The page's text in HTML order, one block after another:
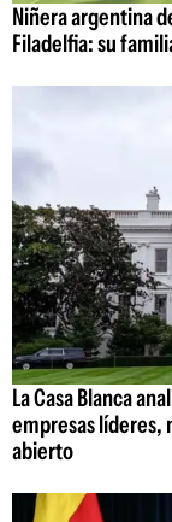
Niñera argentina
Filadelfia: su
La Casa Blanca
empresas líderes,
abierto